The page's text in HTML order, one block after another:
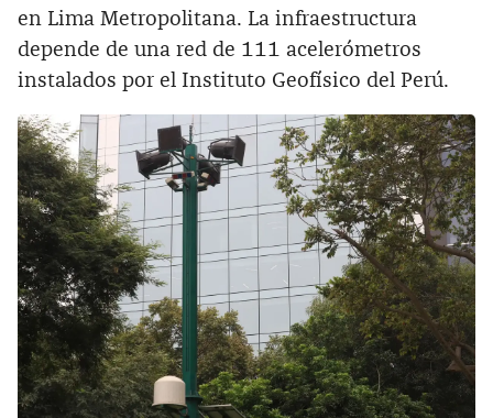
en Lima Metropolitana. La infraestructura
depende de una red de 111 acelerómetros
instalados por el Instituto Geofísico del Perú.